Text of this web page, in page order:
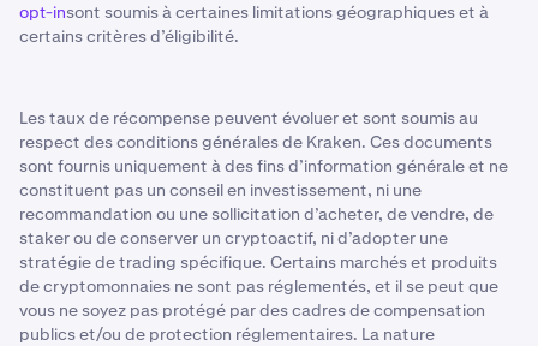
opt-insont soumis à certaines limitations géographiques et à
certains critères d’éligibilité.
Les taux de récompense peuvent évoluer et sont soumis au
respect des conditions générales de Kraken. Ces documents
sont fournis uniquement à des fins d’information générale et ne
constituent pas un conseil en investissement, ni une
recommandation ou une sollicitation d’acheter, de vendre, de
staker ou de conserver un cryptoactif, ni d’adopter une
stratégie de trading spécifique. Certains marchés et produits
de cryptomonnaies ne sont pas réglementés, et il se peut que
vous ne soyez pas protégé par des cadres de compensation
publics et/ou de protection réglementaires. La nature